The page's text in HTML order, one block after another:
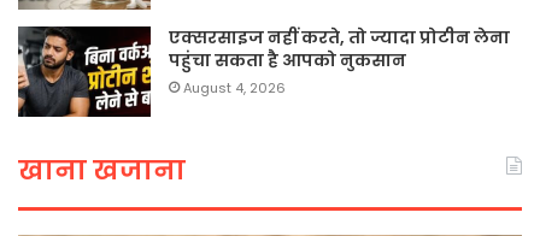
एक्सरसाइज नहीं करते, तो ज्यादा प्रोटीन लेना
पहुंचा सकता है आपको नुकसान
August 4, 2026
खाना खजाना